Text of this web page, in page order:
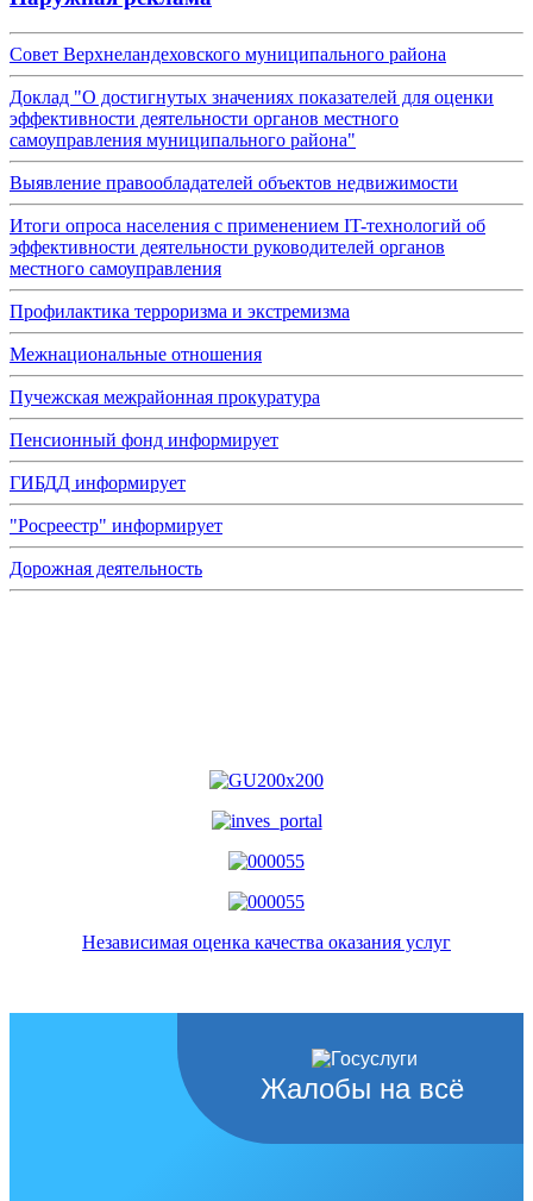
Совет Верхнеландеховского муниципального района
Доклад "О достигнутых значениях показателей для оценки
эффективности деятельности органов местного
самоуправления муниципального района"
Выявление правообладателей объектов недвижимости
Итоги опроса населения с применением IT-технологий об
эффективности деятельности руководителей органов
местного самоуправления
Профилактика терроризма и экстремизма
Межнациональные отношения
Пучежская межрайонная прокуратура
Пенсионный фонд информирует
ГИБДД информирует
"Росреестр" информирует
Дорожная деятельность
Независимая оценка качества оказания услуг
Жалобы на всё